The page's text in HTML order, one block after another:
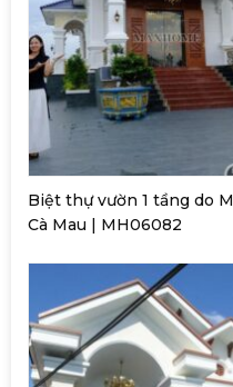
Biệt thự vườn 1 tầng do
Cà Mau | MH06082